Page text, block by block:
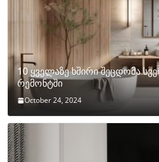
10 ყველაზე ხშირი შეცდომა
რემონტში
October 24, 2024